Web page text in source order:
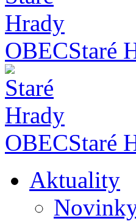
OBECStaré
OBECStaré
Aktuality